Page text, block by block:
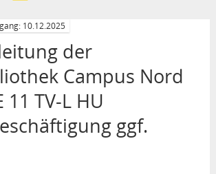
10.12.2025
der
Campus Nord
TV-L HU
ggf.